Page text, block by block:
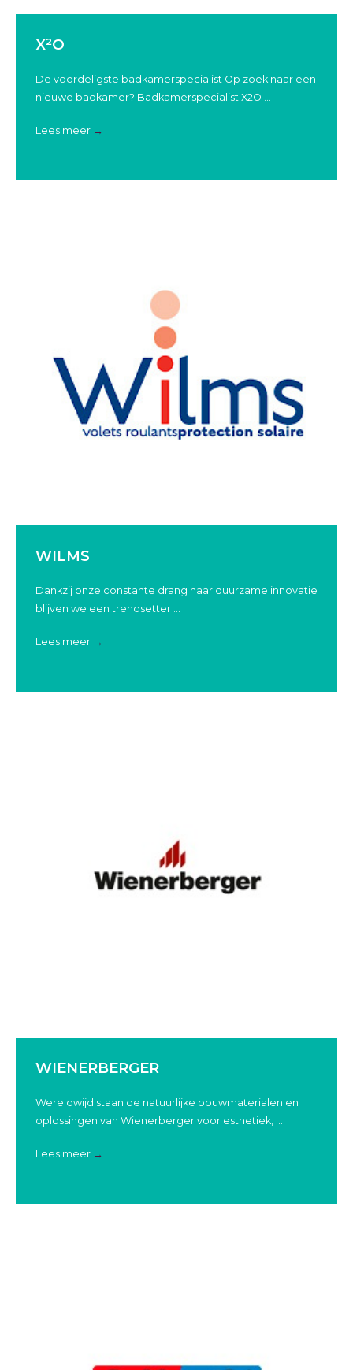
X²O
De voordeligste badkamerspecialist Op zoek naar een
nieuwe badkamer? Badkamerspecialist X2O ...
Lees meer →
WILMS
Dankzij onze constante drang naar duurzame innovatie
blijven we een trendsetter ...
Lees meer →
WIENERBERGER
Wereldwijd staan de natuurlijke bouwmaterialen en
oplossingen van Wienerberger voor esthetiek, ...
Lees meer →